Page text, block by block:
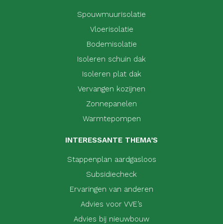
Spouwmuurisolatie
Vloerisolatie
Bodemisolatie
Isoleren schuin dak
Isoleren plat dak
Vervangen kozijnen
Zonnepanelen
Warmtepompen
INTERESSANTE THEMA’S
Stappenplan aardgasloos
Subsidiecheck
Ervaringen van anderen
Advies voor VVE’s
Advies bij nieuwbouw